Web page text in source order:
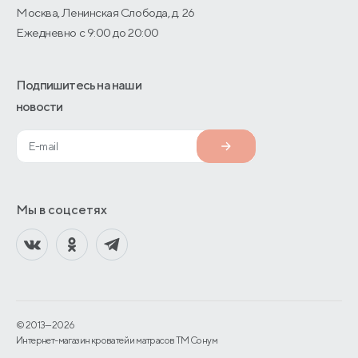
Москва, Ленинская Слобода, д. 26
Ежедневно с 9:00 до 20:00
Подпишитесь на наши
новости
Мы в соцсетях
© 2013—2026
Интернет-магазин кроватей и матрасов TM Сонум